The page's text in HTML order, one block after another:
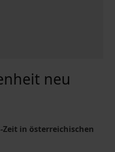
neu
Zeit in österreichischen